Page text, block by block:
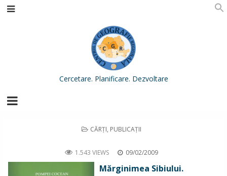
Cercetare. Planificare. Dezvoltare
POSTED
CĂRŢI, PUBLICAŢII
1.543 VIEWS 09/02/2009
Mărginimea Sibiului.